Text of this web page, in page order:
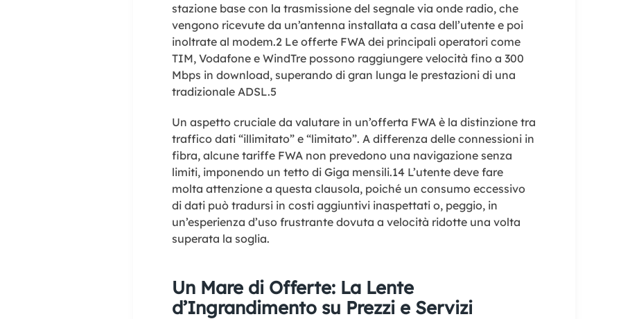
stazione base con la trasmissione del segnale via onde radio, che
vengono ricevute da un’antenna installata a casa dell’utente e poi
inoltrate al modem.2 Le offerte FWA dei principali operatori come
TIM, Vodafone e WindTre possono raggiungere velocità fino a 300
Mbps in download, superando di gran lunga le prestazioni di una
tradizionale ADSL.5
Un aspetto cruciale da valutare in un’offerta FWA è la distinzione tra
traffico dati “illimitato” e “limitato”. A differenza delle connessioni in
fibra, alcune tariffe FWA non prevedono una navigazione senza
limiti, imponendo un tetto di Giga mensili.14 L’utente deve fare
molta attenzione a questa clausola, poiché un consumo eccessivo
di dati può tradursi in costi aggiuntivi inaspettati o, peggio, in
un’esperienza d’uso frustrante dovuta a velocità ridotte una volta
superata la soglia.
Un Mare di Offerte: La Lente
d’Ingrandimento su Prezzi e Servizi